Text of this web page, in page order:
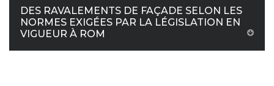
DES RAVALEMENTS DE FAÇADE SELON LES
NORMES EXIGÉES PAR LA LÉGISLATION EN
VIGUEUR À ROM